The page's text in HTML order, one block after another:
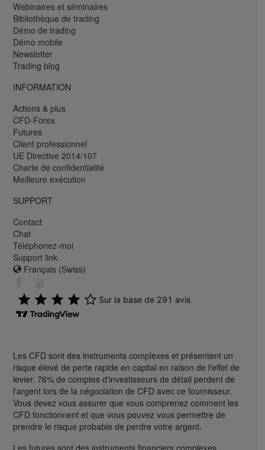
Webinaires et séminaires
Bibliothèque de trading
Démo de trading
Démo mobile
Newsletter
Trading blog
INFORMATION
Actions & plus
CFD-Forex
Futures
Client professionnel
UE Directive 2014/107
Charte de confidentialité
Meilleure exécution
SUPPORT
Contact
Chat
Téléphonez-moi
Support link
Français (Swiss)
Les CFD sont des instruments complexes et présentent un
risque élevé de perte rapide en capital en raison de l'effet de
levier. 76% de comptes d'investisseurs de détail perdent de
l'argent lors de la négociation de CFD avec ce fournisseur.
Vous devez vous assurer que vous comprenez comment les
CFD fonctionnent et que vous pouvez vous permettre de
prendre le risque probable de perdre votre argent.
Les futures sont des instruments financiers complexes,